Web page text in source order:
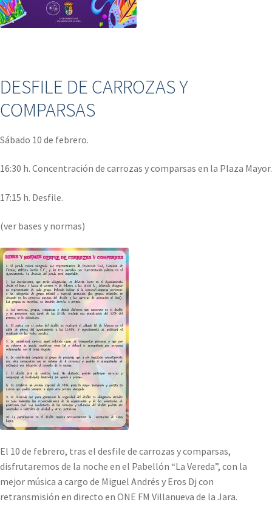
DESFILE DE CARROZAS Y
COMPARSAS
Sábado 10 de febrero.
16:30 h. Concentración de carrozas y comparsas en la Plaza Mayor.
17:15 h. Desfile.
(ver bases y normas)
El 10 de febrero, tras el desfile de carrozas y comparsas,
disfrutaremos de la noche en el Pabellón “La Vereda”, con la
mejor música a cargo de Miguel Andrés y Eros Dj con
retransmisión en directo en ONE FM Villanueva de la Jara.